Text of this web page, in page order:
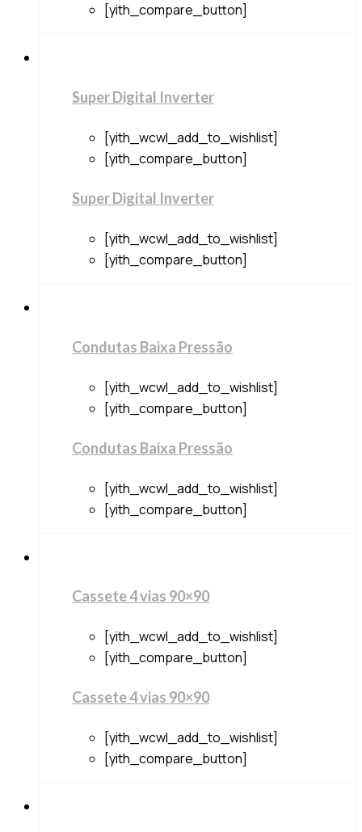
[yith_compare_button]
Super Digital Inverter
[yith_wcwl_add_to_wishlist]
[yith_compare_button]
Super Digital Inverter
[yith_wcwl_add_to_wishlist]
[yith_compare_button]
Condutas Baixa Pressão
[yith_wcwl_add_to_wishlist]
[yith_compare_button]
Condutas Baixa Pressão
[yith_wcwl_add_to_wishlist]
[yith_compare_button]
Cassete 4 vias 90×90
[yith_wcwl_add_to_wishlist]
[yith_compare_button]
Cassete 4 vias 90×90
[yith_wcwl_add_to_wishlist]
[yith_compare_button]